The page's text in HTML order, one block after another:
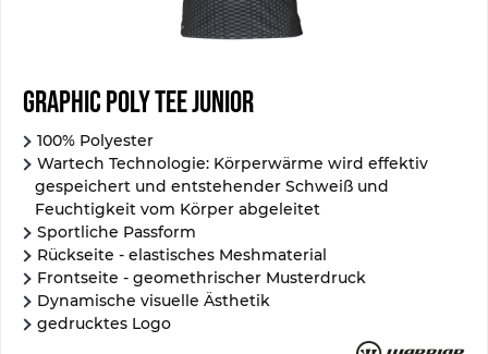
Graphic Poly Tee Junior
100% Polyester
Wartech Technologie: Körperwärme wird effektiv
gespeichert und entstehender Schweiß und
Feuchtigkeit vom Körper abgeleitet
Sportliche Passform
Rückseite - elastisches Meshmaterial
Frontseite - geomethrischer Musterdruck
Dynamische visuelle Ästhetik
gedrucktes Logo